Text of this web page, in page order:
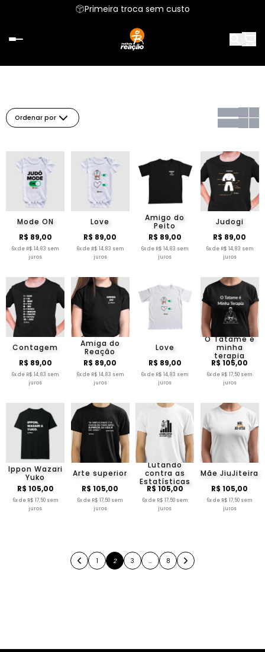
Primeira troca sem custo
Ordenar por
Mode ON
R$ 89,00
6x de R$ 14,83 sem
juros
Love
R$ 89,00
6x de R$ 14,83 sem
juros
Amigo do
Peito
R$ 89,00
6x de R$ 14,83 sem
juros
Judogi
R$ 89,00
6x de R$ 14,83 sem
juros
Contagem
R$ 89,00
6x de R$ 14,83 sem
juros
Amiga do
Reação
R$ 89,00
6x de R$ 14,83 sem
juros
Love
R$ 89,00
6x de R$ 14,83 sem
juros
O Tatame é
minha
terapia
R$ 105,00
6x de R$ 17,50 sem
juros
Ippon Wazari
Yuko
R$ 105,00
6x de R$ 17,50 sem
juros
Arte superior
R$ 105,00
6x de R$ 17,50 sem
juros
Lutando
contra as
Estatísticas
R$ 105,00
6x de R$ 17,50 sem
juros
Mãe JiuJiteira
R$ 105,00
6x de R$ 17,50 sem
juros
1 2 3 … 8